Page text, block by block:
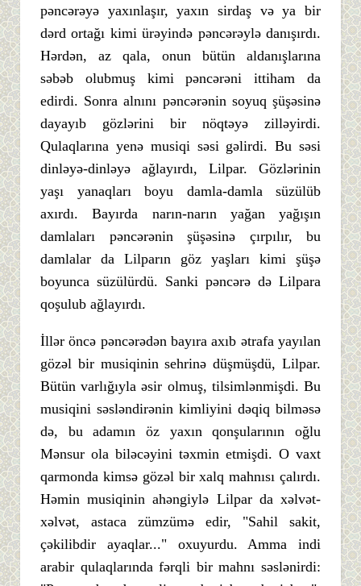
pəncərəyə yaxınlaşır, yaxın sirdaş və ya bir
dərd ortağı kimi ürəyində pəncərəylə danışırdı.
Hərdən, az qala, onun bütün aldanışlarına
səbəb olubmuş kimi pəncərəni ittiham da
edirdi. Sonra alnını pəncərənin soyuq şüşəsinə
dayayıb gözlərini bir nöqtəyə zilləyirdi.
Qulaqlarına yenə musiqi səsi gəlirdi. Bu səsi
dinləyə-dinləyə ağlayırdı, Lilpar. Gözlərinin
yaşı yanaqları boyu damla-damla süzülüb
axırdı. Bayırda narın-narın yağan yağışın
damlaları pəncərənin şüşəsinə çırpılır, bu
damlalar da Lilparın göz yaşları kimi şüşə
boyunca süzülürdü. Sanki pəncərə də Lilpara
qoşulub ağlayırdı.
İllər öncə pəncərədən bayıra axıb ətrafa yayılan
gözəl bir musiqinin sehrinə düşmüşdü, Lilpar.
Bütün varlığıyla əsir olmuş, tilsimlənmişdi. Bu
musiqini səsləndirənin kimliyini dəqiq bilməsə
də, bu adamın öz yaxın qonşularının oğlu
Mənsur ola biləcəyini təxmin etmişdi. O vaxt
qarmonda kimsə gözəl bir xalq mahnısı çalırdı.
Həmin musiqinin ahəngiylə Lilpar da xəlvət-
xəlvət, astaca zümzümə edir, "Sahil sakit,
çəkilibdir ayaqlar..." oxuyurdu. Amma indi
arabir qulaqlarında fərqli bir mahnı səslənirdi: